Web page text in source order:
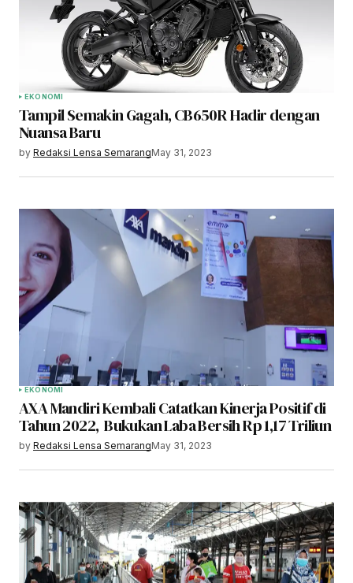
EKONOMI
Tampil Semakin Gagah, CB650R Hadir dengan
Nuansa Baru
by Redaksi Lensa SemarangMay 31, 2023
EKONOMI
AXA Mandiri Kembali Catatkan Kinerja Positif di
Tahun 2022, Bukukan Laba Bersih Rp 1,17 Triliun
by Redaksi Lensa SemarangMay 31, 2023